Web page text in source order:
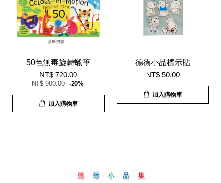
50色無毒旋轉蠟筆
NT$ 720.00
NT$ 900.00 -20%
加入購物車
德德小品標示貼
NT$ 50.00
加入購物車